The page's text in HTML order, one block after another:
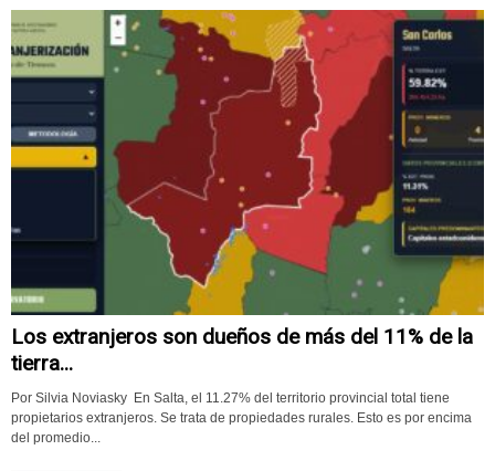
Los extranjeros son dueños de más del 11% de la
tierra...
Por Silvia Noviasky En Salta, el 11.27% del territorio provincial total tiene
propietarios extranjeros. Se trata de propiedades rurales. Esto es por encima
del promedio...